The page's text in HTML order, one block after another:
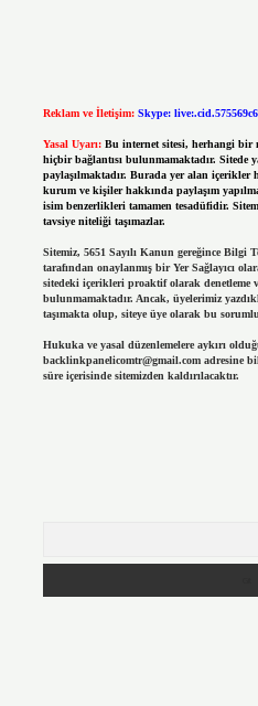
Reklam ve İletişim: Skype:
Yasal Uyarı: Bu internet sitesi, herhangi bir
hiçbir bağlantısı bulunmamaktadır. Sitede
paylaşılmaktadır. Burada yer alan içerikler
kurum ve kişiler hakkında paylaşım
isim benzerlikleri tamamen tesadüfidir.
tavsiye niteliği taşımazlar.
Sitemiz, 5651 Sayılı Kanun gereğince
tarafından onaylanmış bir Yer Sağlayıcı
sitedeki içerikleri proaktif olarak denetleme
bulunmamaktadır. Ancak, üyelerimiz
taşımakta olup, siteye üye olarak bu
Hukuka ve yasal düzenlemelere aykırı
backlinkpanelicomtr@gmail.comadresine
süre içerisinde sitemizden kaldırılacaktır.